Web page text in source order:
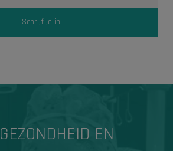
GEZONDHEID EN